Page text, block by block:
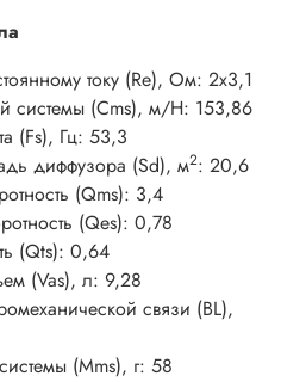
току (Re), Ом: 2х3,1
системы (Cms), м/Н: 153,86
(Fs), Гц: 53,3
диффузора (Sd), м2: 20,6
(Qms): 3,4
(Qes): 0,78
(Qts): 0,64
(Vas), л: 9,28
связи (BL),
(Mms), г: 58